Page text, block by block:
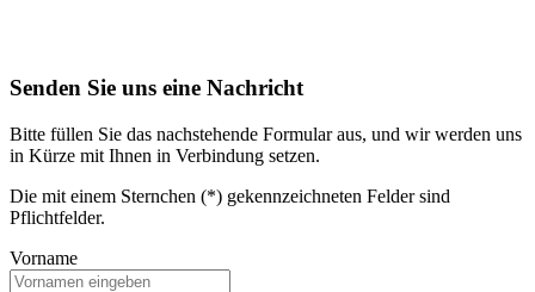
Senden Sie uns eine Nachricht
Bitte füllen Sie das nachstehende Formular aus, und wir werden uns
in Kürze mit Ihnen in Verbindung setzen.
Die mit einem Sternchen (*) gekennzeichneten Felder sind
Pflichtfelder.
Vorname